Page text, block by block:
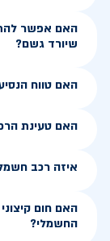
האם אפשר
שיורד גשם?
האם טווח
האם טעינת
איזה רכב
האם חום
החשמלי?